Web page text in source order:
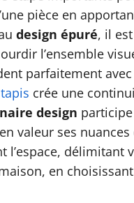
pièce en
design épuré, il
l’ensemble
parfaitement
crée une
design
valeur ses
délimitant
en